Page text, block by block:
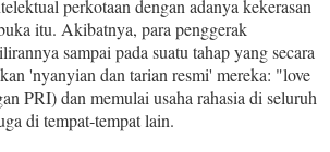
perkotaan dengan adanya kekerasan
itu. Akibatnya, para penggerak
sampai pada suatu tahap yang secara
'nyanyian dan tarian resmi' mereka: "love
PRI) dan memulai usaha rahasia di seluruh
di tempat‑tempat lain.